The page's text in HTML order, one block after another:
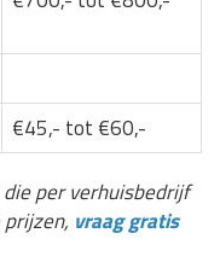
€45,- tot €60,-
per verhuisbedrijf
vraag gratis